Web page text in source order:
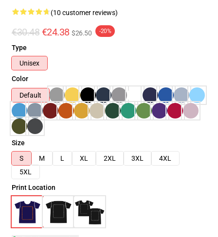
(10 customer reviews)
€30.48 €24.38 $26.50 -20%
Type
Unisex
Color
Default
Size
S
M L XL 2XL 3XL
4XL
5XL
Print Location